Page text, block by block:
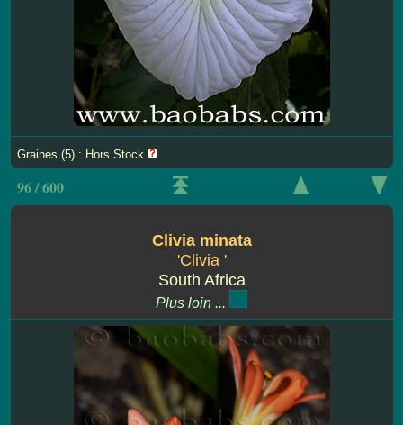
Graines (5) : Hors Stock
96 / 600
Clivia minata
'Clivia '
South Africa
Plus loin ...